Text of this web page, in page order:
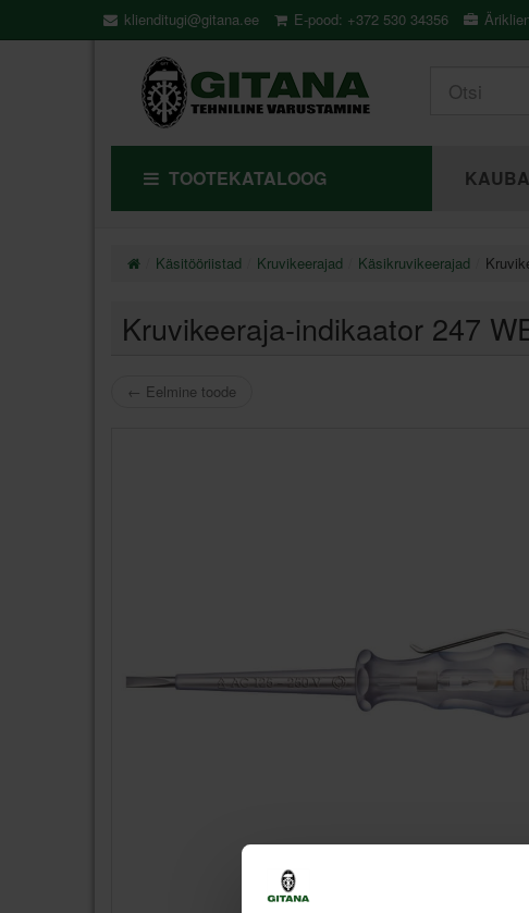
klienditugi@gitana.ee E-pood: +372 530 34356
TOOTEKATALOOG
Käsitööriistad Kruvikeerajad Käsikruvikeerajad
Kruvikeeraja-indikaator 247
← Eelmine toode